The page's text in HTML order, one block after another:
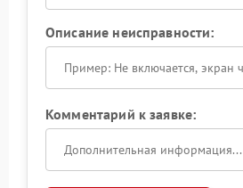
Описание неисправности:
Комментарий к заявке: